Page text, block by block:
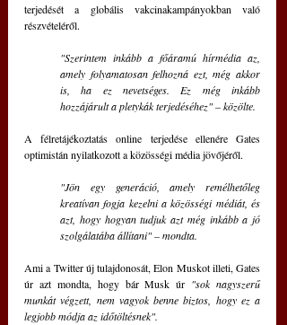
terjedését a globális vakcinakampányokban való
részvételéről.
"Szerintem inkább a főáramú hírmédia az,
amely folyamatosan felhozná ezt, még akkor
is, ha ez nevetséges. Ez még inkább
hozzájárult a pletykák terjedéséhez" – közölte.
A félretájékoztatás online terjedése ellenére Gates
optimistán nyilatkozott a közösségi média jövőjéről.
"Jön egy generáció, amely remélhetőleg
kreatívan fogja kezelni a közösségi médiát, és
azt, hogy hogyan tudjuk azt még inkább a jó
szolgálatába állítani" – mondta.
Ami a Twitter új tulajdonosát, Elon Muskot illeti, Gates
úr azt mondta, hogy bár Musk úr "sok nagyszerű
munkát végzett, nem vagyok benne biztos, hogy ez a
legjobb módja az időtöltésnek".